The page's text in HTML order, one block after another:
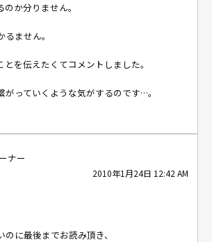
か分りません。
ません。
を伝えたくてコメントしました。
がっていくような気がするのです…。
ナー
2010年1月24日 12:42 AM
に最後までお読み頂き、